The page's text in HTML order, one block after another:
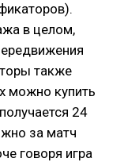
в целом,
также
можно купить
24
за матч
говоря игра